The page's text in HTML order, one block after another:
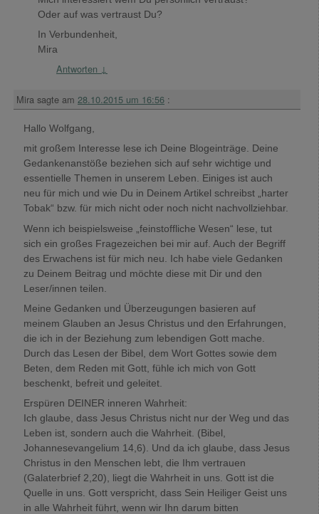
Oder auf was vertraust Du?
In Verbundenheit,
Mira
Antworten ↓
Mira sagte am 28.10.2015 um 16:56 :
Hallo Wolfgang,
mit großem Interesse lese ich Deine Blogeinträge. Deine
Gedankenanstöße beziehen sich auf sehr wichtige und
essentielle Themen in unserem Leben. Einiges ist auch
neu für mich und wie Du in Deinem Artikel schreibst „harter
Tobak“ bzw. für mich nicht oder noch nicht nachvollziehbar.
Wenn ich beispielsweise „feinstoffliche Wesen“ lese, tut
sich ein großes Fragezeichen bei mir auf. Auch der Begriff
des Erwachens ist für mich neu. Ich habe viele Gedanken
zu Deinem Beitrag und möchte diese mit Dir und den
Leser/innen teilen.
Meine Gedanken und Überzeugungen basieren auf
meinem Glauben an Jesus Christus und den Erfahrungen,
die ich in der Beziehung zum lebendigen Gott mache.
Durch das Lesen der Bibel, dem Wort Gottes sowie dem
Beten, dem Reden mit Gott, fühle ich mich von Gott
beschenkt, befreit und geleitet.
Erspüren DEINER inneren Wahrheit:
Ich glaube, dass Jesus Christus nicht nur der Weg und das
Leben ist, sondern auch die Wahrheit. (Bibel,
Johannesevangelium 14,6). Und da ich glaube, dass Jesus
Christus in den Menschen lebt, die Ihm vertrauen
(Galaterbrief 2,20), liegt die Wahrheit in uns. Gott ist die
Quelle in uns. Gott verspricht, dass Sein Heiliger Geist uns
in alle Wahrheit führt, wenn wir Ihn darum bitten